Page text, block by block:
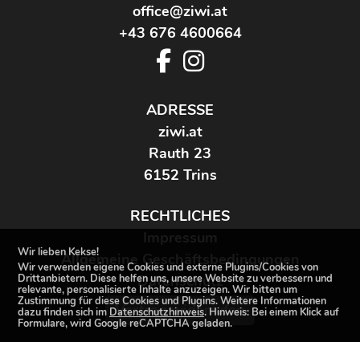
office@ziwi.at
+43 676 4600664
ADRESSE
ziwi.at
Rauth 23
6152 Trins
RECHTLICHES
Allgemeine Geschäftsbedingungen
Datenschutz
Vertrag widerrufen
Wir lieben Kekse!
Wir verwenden eigene Cookies und externe Plugins/Cookies von
Drittanbietern. Diese helfen uns, unsere Website zu verbessern und
relevante, personalisierte Inhalte anzuzeigen. Wir bitten um
Zustimmung für diese Cookies und Plugins. Weitere Informationen
dazu finden sich im Datenschutzhinweis. Hinweis: Bei einem Klick auf
Formulare, wird Google reCAPTCHA geladen.